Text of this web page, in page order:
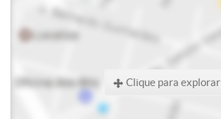
Clique para explorar